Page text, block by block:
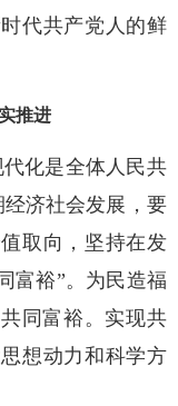
代共产党人的鲜
推进
化是全体人民共
经济社会发展，要
取向，坚持在发
富裕”。为民造福
同富裕。实现共
想动力和科学方